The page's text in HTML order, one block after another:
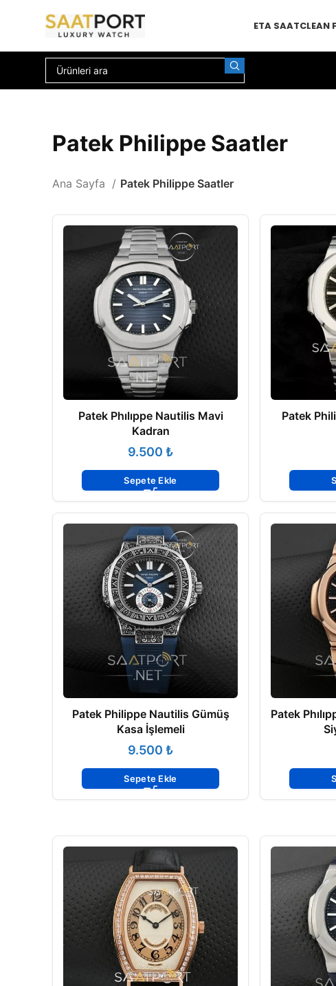
ETA SAATCLEAN
Patek Philippe Saatler
Ana Sayfa Patek Philippe Saatler
Patek Phılıppe Nautilis Mavi
Kadran
₺
Sepete Ekle
Patek
Patek Philippe Nautilis Gümüş
Kasa İşlemeli
₺
Sepete Ekle
Patek